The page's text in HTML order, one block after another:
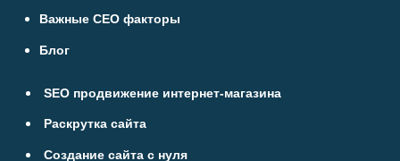
SEO продвижение интернет-магазина
Раскрутка сайта
Создание сайта с нуля
Важные СЕО факторы
Блог